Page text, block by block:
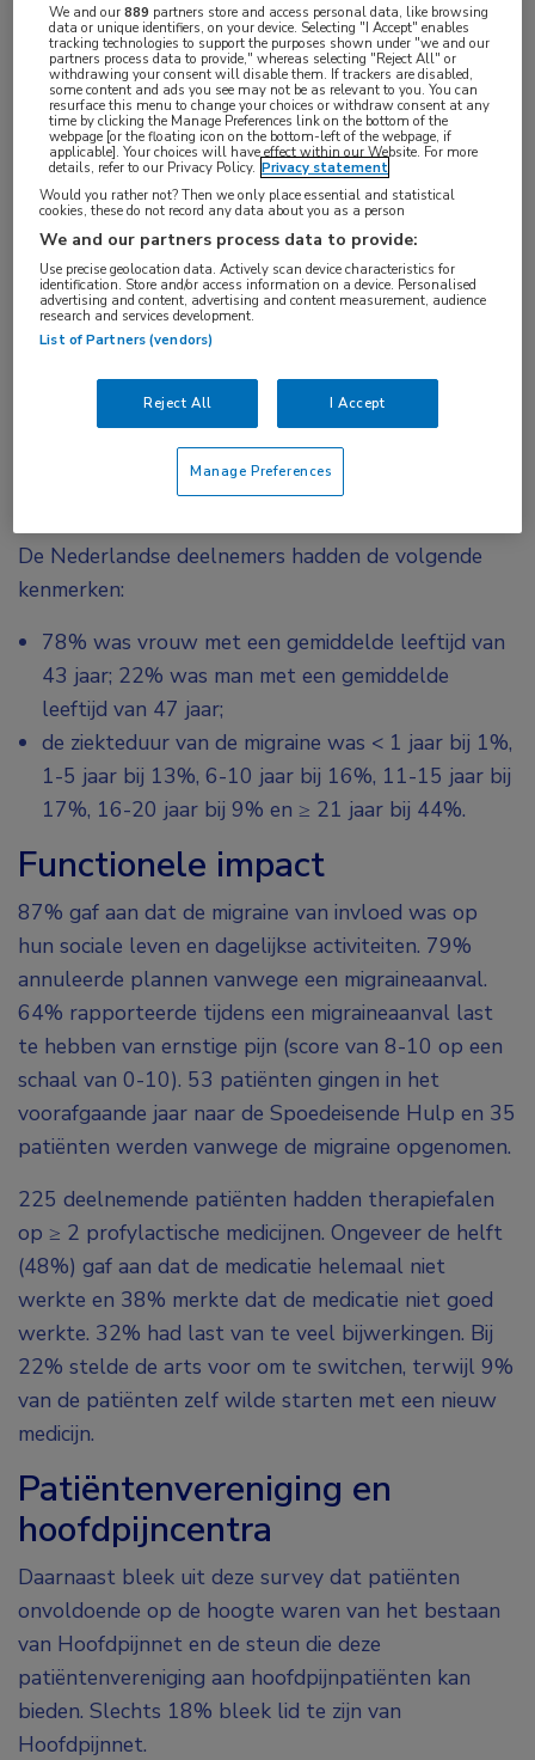
De Nederlandse resultaten van de ‘My Migraine
Voice-survey’ maken duidelijk dat migraine een
aanzienlijke functionele, emotionele en
economische impact heeft. Patiënten met
therapiefalen op meerdere profylactische
medicijnen lijken er meer last van te hebben.
Deze resultaten zijn in lijn met de algehele
resultaten die in deze wereldwijde survey zijn
gevonden.
Zuid-Amerika, Europa, het Midden-Oosten, Noord-
Afrika en de Azië-Pacific regio. Van de 11.266
deelnemende patiënten woonden er 340 in
De Nederlandse deelnemers hadden de volgende
kenmerken:
78% was vrouw met een gemiddelde leeftijd van
43 jaar; 22% was man met een gemiddelde
leeftijd van 47 jaar;
de ziekteduur van de migraine was < 1 jaar bij 1%,
1-5 jaar bij 13%, 6-10 jaar bij 16%, 11-15 jaar bij
17%, 16-20 jaar bij 9% en ≥ 21 jaar bij 44%.
Functionele impact
87% gaf aan dat de migraine van invloed was op
hun sociale leven en dagelijkse activiteiten. 79%
annuleerde plannen vanwege een migraineaanval.
64% rapporteerde tijdens een migraineaanval last
te hebben van ernstige pijn (score van 8-10 op een
schaal van 0-10). 53 patiënten gingen in het
voorafgaande jaar naar de Spoedeisende Hulp en 35
patiënten werden vanwege de migraine opgenomen.
225 deelnemende patiënten hadden therapiefalen
op ≥ 2 profylactische medicijnen. Ongeveer de helft
(48%) gaf aan dat de medicatie helemaal niet
werkte en 38% merkte dat de medicatie niet goed
werkte. 32% had last van te veel bijwerkingen. Bij
22% stelde de arts voor om te switchen, terwijl 9%
van de patiënten zelf wilde starten met een nieuw
medicijn.
Patiëntenvereniging en
hoofdpijncentra
Daarnaast bleek uit deze survey dat patiënten
onvoldoende op de hoogte waren van het bestaan
van Hoofdpijnnet en de steun die deze
patiëntenvereniging aan hoofdpijnpatiënten kan
bieden. Slechts 18% bleek lid te zijn van
Hoofdpijnnet.
We and our889 partners store and access personal data, like browsing
data or unique identifiers, on your device. Selecting "I Accept" enables
tracking technologies to support the purposes shown under "we and our
partners process data to provide," whereas selecting "Reject All" or
withdrawing your consent will disable them. If trackers are disabled,
some content and ads you see may not be as relevant to you. You can
resurface this menu to change your choices or withdraw consent at any
time by clicking the Manage Preferences link on the bottom of the
webpage [or the floating icon on the bottom-left of the webpage, if
applicable]. Your choices will have effect within our Website. For more
details, refer to our Privacy Policy. Privacy statement
Would you rather not? Then we only place essential and statistical
cookies, these do not record any data about you as a person
We and our partners process data to provide:
Use precise geolocation data. Actively scan device characteristics for
identification. Store and/or access information on a device. Personalised
advertising and content, advertising and content measurement, audience
research and services development.
List of Partners (vendors)
Reject All I Accept
Manage Preferences